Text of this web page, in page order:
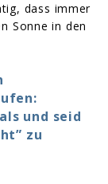
dass immer
Sonne in den
und seid
zu